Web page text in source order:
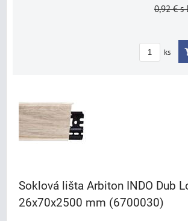
0,92 €s
ks
Soklová lišta Arbiton INDO Dub
26x70x2500 mm (6700030)